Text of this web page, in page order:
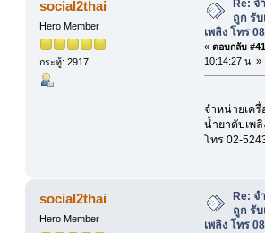
social2thai
Hero Member
กระทู้: 2917
Re: จ
ถูก รั
เพลิง โทร
« ตอบกลับ
10:14:27 น. »
จำหน่ายเครื่
น้ำยาดับเพลิ
โทร 02-
social2thai
Hero Member
Re: จ
ถูก รั
เพลิง โทร